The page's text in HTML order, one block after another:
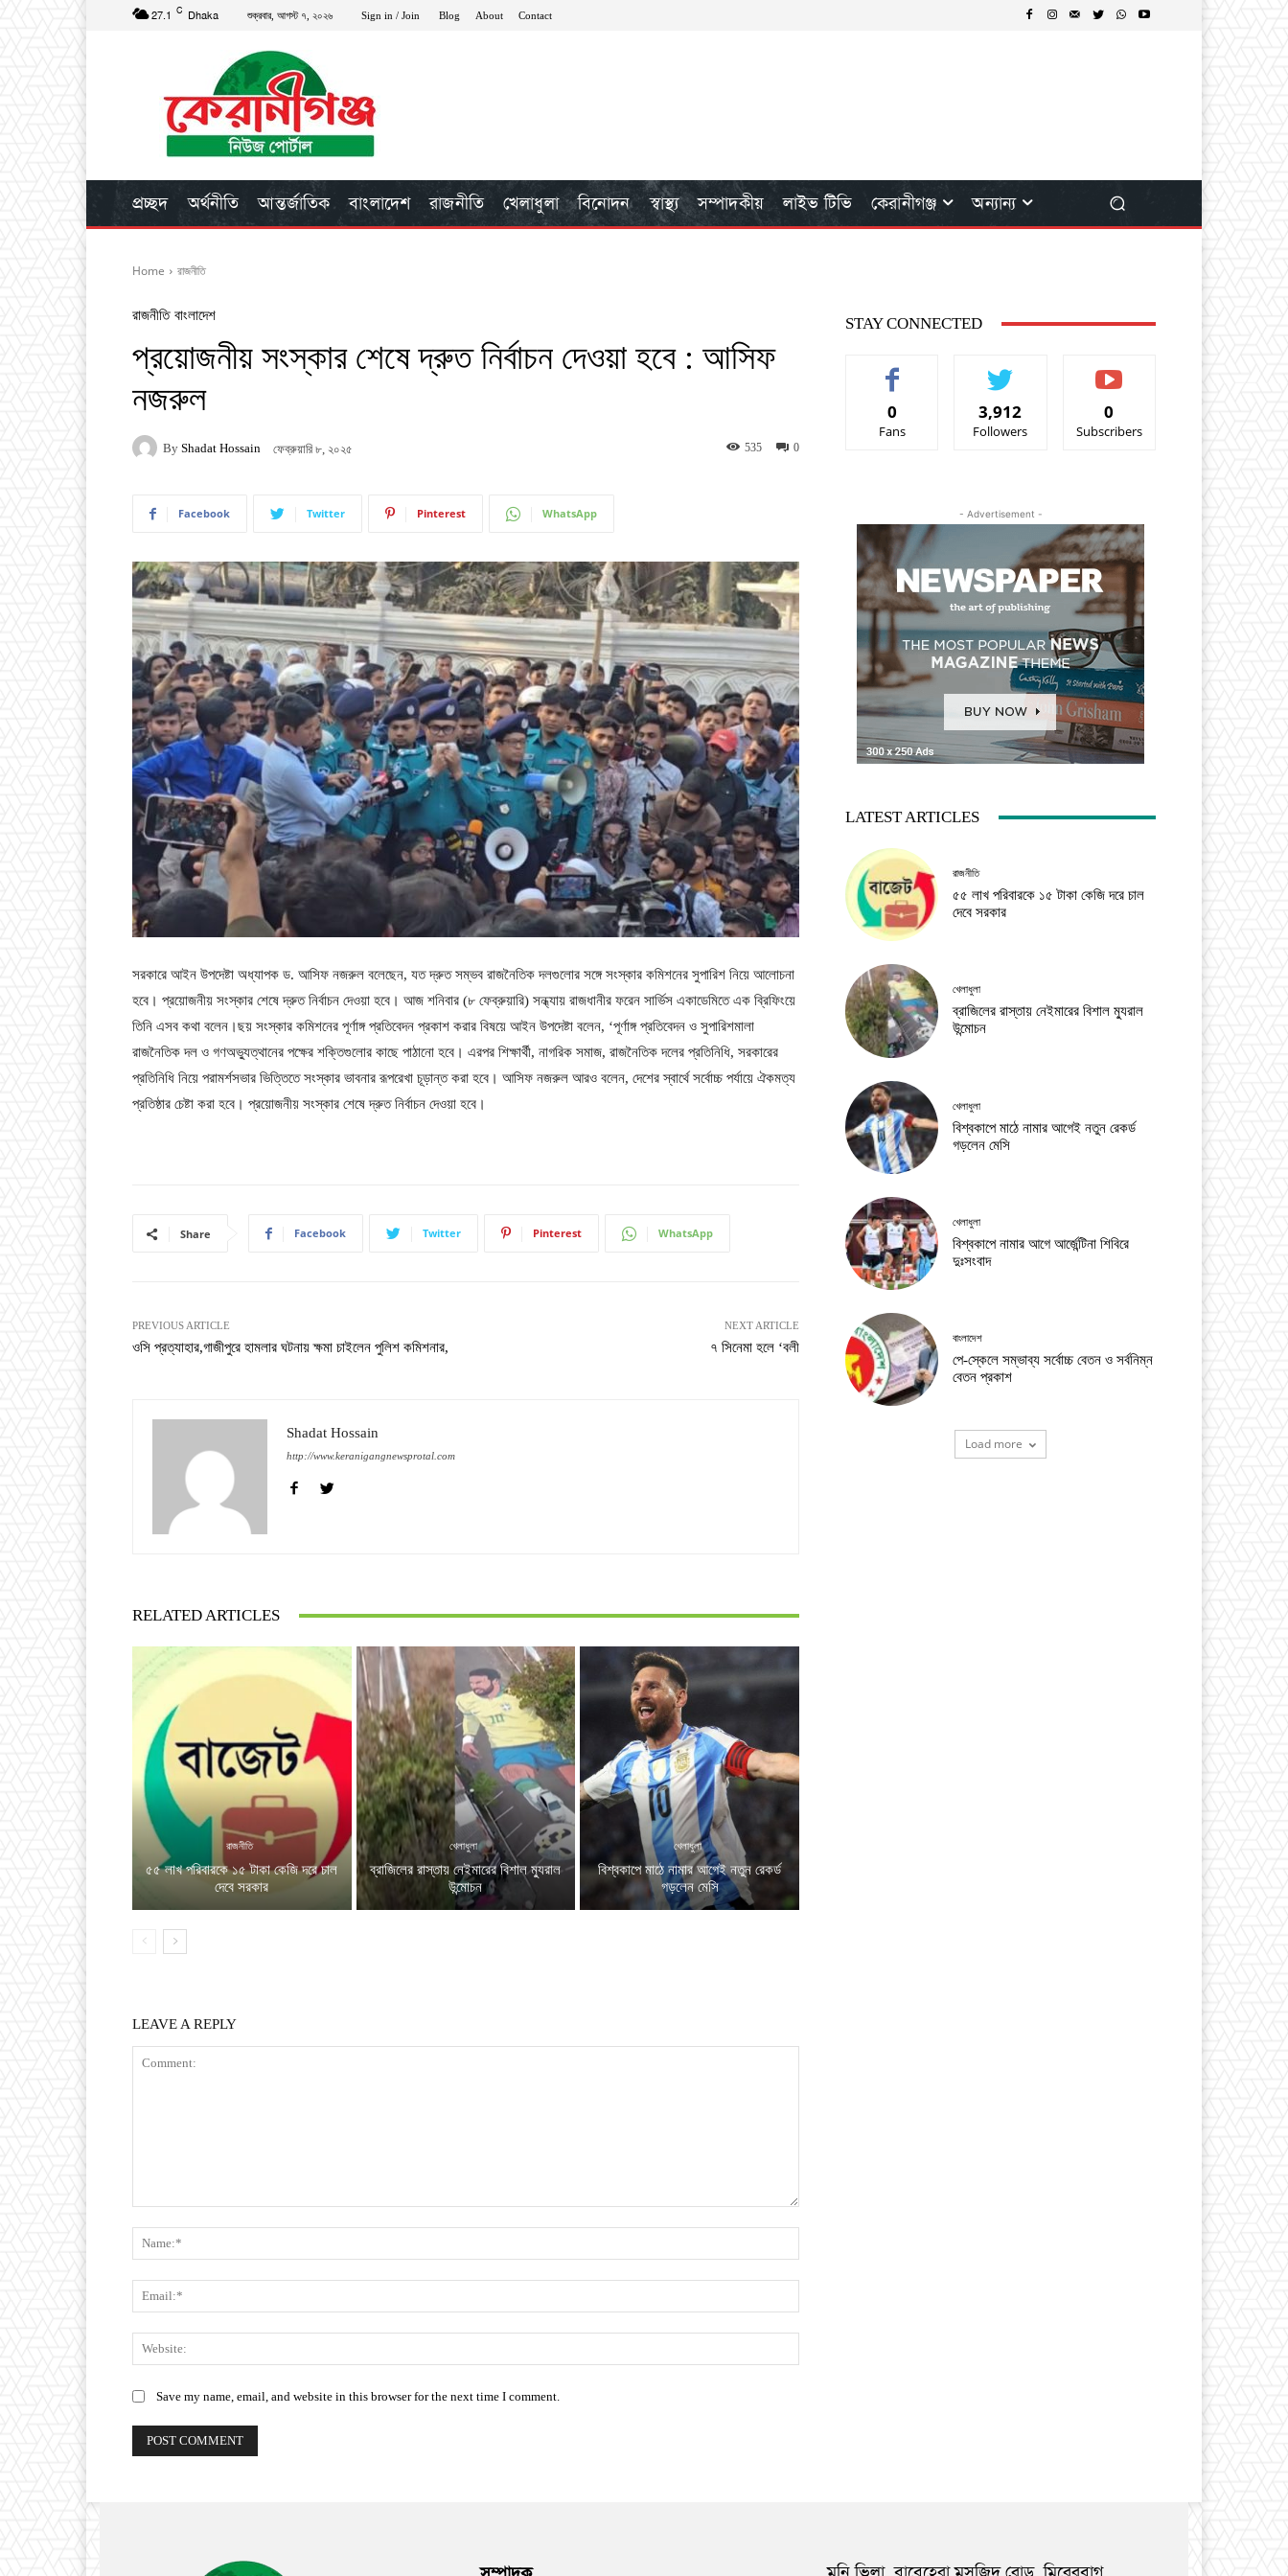
27.1 C Dhaka শুক্রবার, আগস্ট ৭, ২০২৬ Sign in / Join Blog About Contact
প্রচ্ছদ অর্থনীতি আন্তর্জাতিক বাংলাদেশ রাজনীতি খেলাধুলা বিনোদন স্বাস্থ্য সম্পাদকীয় লাইভ টিভি কেরানীগঞ্জ অন্যান্য
Home রাজনীতি
রাজনীতি বাংলাদেশ
প্রয়োজনীয় সংস্কার শেষে দ্রুত নির্বাচন দেওয়া হবে : আসিফ
নজরুল
By Shadat Hossain ফেব্রুয়ারি ৮, ২০২৫ 0
535
Facebook Twitter Pinterest WhatsApp
সরকারে আইন উপদেষ্টা অধ্যাপক ড. আসিফ নজরুল বলেছেন, যত দ্রুত সম্ভব রাজনৈতিক দলগুলোর সঙ্গে সংস্কার কমিশনের সুপারিশ নিয়ে আলোচনা
হবে। প্রয়োজনীয় সংস্কার শেষে দ্রুত নির্বাচন দেওয়া হবে। আজ শনিবার (৮ ফেব্রুয়ারি) সন্ধ্যায় রাজধানীর ফরেন সার্ভিস একাডেমিতে এক ব্রিফিংয়ে
তিনি এসব কথা বলেন।ছয় সংস্কার কমিশনের পূর্ণাঙ্গ প্রতিবেদন প্রকাশ করার বিষয়ে আইন উপদেষ্টা বলেন, ‘পূর্ণাঙ্গ প্রতিবেদন ও সুপারিশমালা
রাজনৈতিক দল ও গণঅভ্যুত্থানের পক্ষের শক্তিগুলোর কাছে পাঠানো হবে। এরপর শিক্ষার্থী, নাগরিক সমাজ, রাজনৈতিক দলের প্রতিনিধি, সরকারের
প্রতিনিধি নিয়ে পরামর্শসভার ভিত্তিতে সংস্কার ভাবনার রূপরেখা চূড়ান্ত করা হবে। আসিফ নজরুল আরও বলেন, দেশের স্বার্থে সর্বোচ্চ পর্যায়ে ঐকমত্য
প্রতিষ্ঠার চেষ্টা করা হবে। প্রয়োজনীয় সংস্কার শেষে দ্রুত নির্বাচন দেওয়া হবে।
Share Facebook Twitter Pinterest WhatsApp
PREVIOUS ARTICLE
ওসি প্রত্যাহার,গাজীপুরে হামলার ঘটনায় ক্ষমা চাইলেন পুলিশ কমিশনার,
NEXT ARTICLE
৭ সিনেমা হলে ‘বলী
Shadat Hossain
http://www.keranigangnewsprotal.com
RELATED ARTICLES
রাজনীতি
৫৫ লাখ পরিবারকে ১৫ টাকা কেজি দরে চাল
দেবে সরকার
খেলাধুলা
ব্রাজিলের রাস্তায় নেইমারের বিশাল ম্যুরাল
উন্মোচন
খেলাধুলা
বিশ্বকাপে মাঠে নামার আগেই নতুন রেকর্ড
গড়লেন মেসি
LEAVE A REPLY
Save my name, email, and website in this browser for the next time I comment.
STAY CONNECTED
0
Fans
3,912
Followers
0
Subscribers
- Advertisement -
LATEST ARTICLES
রাজনীতি
৫৫ লাখ পরিবারকে ১৫ টাকা কেজি দরে চাল
দেবে সরকার
খেলাধুলা
ব্রাজিলের রাস্তায় নেইমারের বিশাল ম্যুরাল
উন্মোচন
খেলাধুলা
বিশ্বকাপে মাঠে নামার আগেই নতুন রেকর্ড
গড়লেন মেসি
খেলাধুলা
বিশ্বকাপে নামার আগে আর্জেন্টিনা শিবিরে
দুঃসংবাদ
বাংলাদেশ
পে-স্কেলে সম্ভাব্য সর্বোচ্চ বেতন ও সর্বনিম্ন
বেতন প্রকাশ
Load more